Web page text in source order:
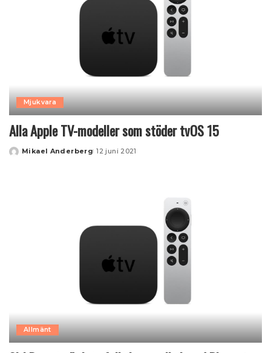
Mjukvara
Alla Apple TV-modeller som stöder tvOS 15
Posted
Mikael Anderberg 12 juni 2021
Allmänt